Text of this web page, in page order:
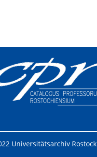
Universitätsarchiv Rostock